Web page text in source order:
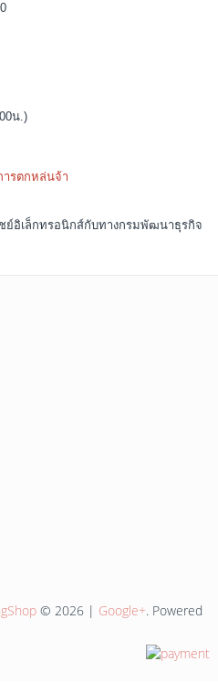
น.)
ารตกหล่นจ้า
ย์อิเล็กทรอนิกส์กับทางกรมพัฒนาธุรกิจ
© 2026 | Google+. Powered